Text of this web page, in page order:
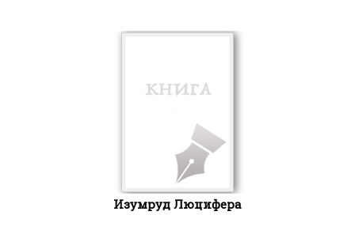
Изумруд Люцифера